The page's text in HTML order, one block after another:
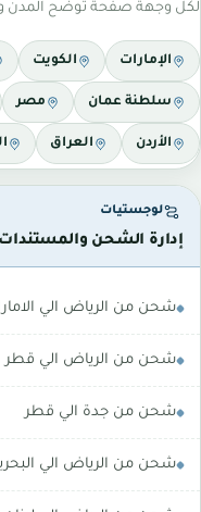
لكل وجهة صفحة توضح المدن
الإمارات الكويت
سلطنة عمان مصر
الأردن العراق
لوجستيات
إدارة الشحن والمستندات
شحن من الرياض الي
شحن من الرياض الي قطر
شحن من جدة الي قطر
شحن من الرياض الي